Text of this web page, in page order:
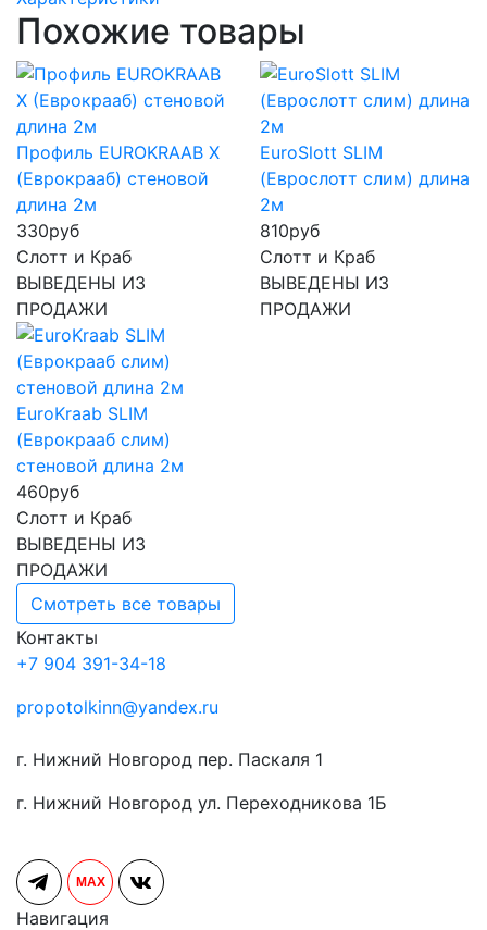
Похожие товары
Профиль EUROKRAAB X
(Еврокрааб) стеновой
длина 2м
330руб
Слотт и Краб
ВЫВЕДЕНЫ ИЗ
ПРОДАЖИ
EuroSlott SLIM
(Еврослотт слим) длина
2м
810руб
Слотт и Краб
ВЫВЕДЕНЫ ИЗ
ПРОДАЖИ
EuroKraab SLIM
(Еврокрааб слим)
стеновой длина 2м
460руб
Слотт и Краб
ВЫВЕДЕНЫ ИЗ
ПРОДАЖИ
Смотреть все товары
Контакты
+7 904 391-34-18
propotolkinn@yandex.ru
г. Нижний Новгород пер. Паскаля 1
г. Нижний Новгород ул. Переходникова 1Б
MAX
Навигация